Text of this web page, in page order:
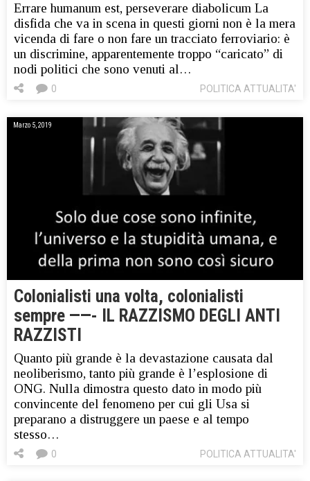
Errare humanum est, perseverare diabolicum La
disfida che va in scena in questi giorni non è la mera
vicenda di fare o non fare un tracciato ferroviario: è
un discrimine, apparentemente troppo “caricato” di
nodi politici che sono venuti al…
POLITICA ATTUALITA'
0
Marzo 5, 2019
Colonialisti una volta, colonialisti
sempre ——- IL RAZZISMO DEGLI ANTI
RAZZISTI
Quanto più grande è la devastazione causata dal
neoliberismo, tanto più grande è l’esplosione di
ONG. Nulla dimostra questo dato in modo più
convincente del fenomeno per cui gli Usa si
preparano a distruggere un paese e al tempo
stesso…
POLITICA ATTUALITA'
0